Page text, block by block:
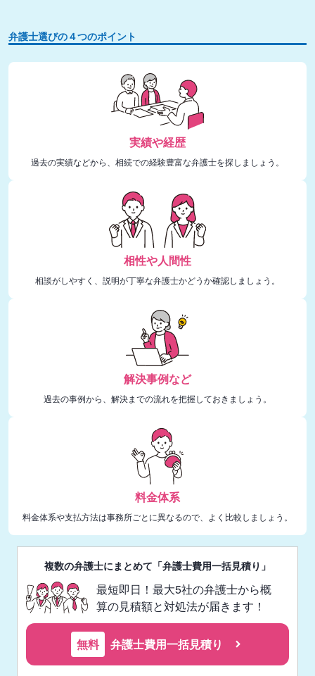
弁護士選びの４つのポイント
実績や経歴
過去の実績などから、相続での経験豊富な弁護士を探しましょう。
相性や人間性
相談がしやすく、説明が丁寧な弁護士かどうか確認しましょう。
解決事例など
過去の事例から、解決までの流れを把握しておきましょう。
料金体系
料金体系や支払方法は事務所ごとに異なるので、よく比較しましょう。
複数の弁護士にまとめて「弁護士費用一括見積り」
最短即日！最大5社の弁護士から概
算の見積額と対処法が届きます！
無料 弁護士費用一括見積り